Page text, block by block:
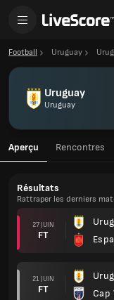
Football Uruguay
Uruguay
Uruguay
Aperçu Rencontres
Résultats
Rattraper les derniers
27 JUIN
FT
21 JUIN
FT
Cap